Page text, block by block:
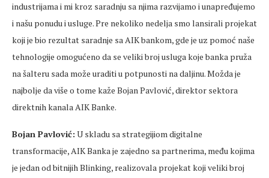
industrijama i mi kroz saradnju sa njima razvijamo i unapređujemo
i našu ponudu i usluge. Pre nekoliko nedelja smo lansirali projekat
koji je bio rezultat saradnje sa AIK bankom, gde je uz pomoć naše
tehnologije omogućeno da se veliki broj usluga koje banka pruža
na šalteru sada može uraditi u potpunosti na daljinu. Možda je
najbolje da više o tome kaže Bojan Pavlović, direktor sektora
direktnih kanala AIK Banke.
Bojan Pavlović: U skladu sa strategijiom digitalne
transformacije, AIK Banka je zajedno sa partnerima, među kojima
je jedan od bitnijih Blinking, realizovala projekat koji veliki broj